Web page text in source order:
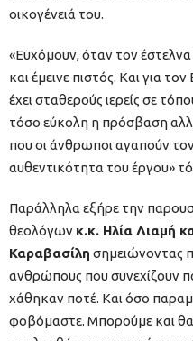
οικογένειά του.
«Ευχόμουν, όταν τον
και έμεινε πιστός. Και για
έχει σταθερούς ιερείς σε
τόσο εύκολη η πρόσβαση
που οι άνθρωποι αγαπούν
αυθεντικότητα του έργου»
Παράλληλα εξήρε την
θεολόγων κ.κ. Ηλία Λιαμή
Καραβασίλη σημειώνοντας
ανθρώπους που συνεχίζουν
χάθηκαν ποτέ. Και όσο
φοβόμαστε. Μπορούμε και